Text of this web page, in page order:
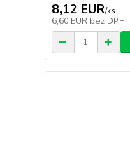
8,12 EUR/ks
6,60 EUR bez DPH